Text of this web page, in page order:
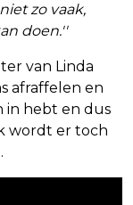
zo vaak,
doen.''
van Linda
afraffelen en
in hebt en dus
wordt er toch